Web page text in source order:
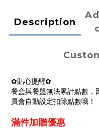
Description
✿貼心提醒✿
餐盒與餐盤無法累計點數，
員會自動設定扣除點數哦！
滿件加贈優惠